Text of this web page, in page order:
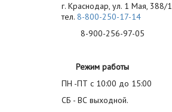
г. Краснодар, ул. 1 Мая, 388/1
тел. 8-800-250-17-14
8-900-256-97-05
Режим работы
ПН -ПТ с 10:00 до 15:00
СБ - ВС выходной.